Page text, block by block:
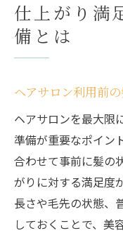
仕上がり満
備とは
ヘアサロン利用前
ヘアサロンを最大限
準備が重要なポイン
合わせて事前に髪の
がりに対する満足度
長さや毛先の状態、
しておくことで、美